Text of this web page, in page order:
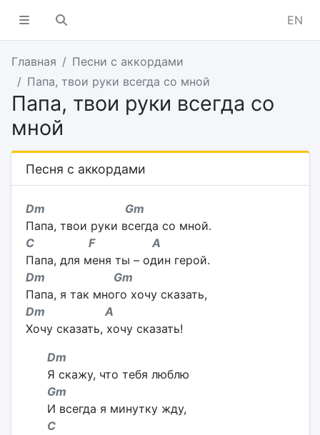
EN
Главная
Песни с аккордами
Папа, твои руки всегда со мной
Папа, твои руки всегда со
мной
Песня с аккордами
Dm Gm
Папа, твои руки всегда со мной.
C F A
Папа, для меня ты – один герой.
Dm Gm
Папа, я так много хочу сказать,
Dm A
Хочу сказать, хочу сказать!
Dm
Я скажу, что тебя люблю
Gm
И всегда я минутку жду,
C